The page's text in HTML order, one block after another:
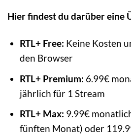
Hier findest du darüber eine
RTL+ Free: Keine Kosten
den Browser
RTL+ Premium: 6.99€
jährlich für 1 Stream
RTL+ Max: 9.99€
fünften Monat) oder